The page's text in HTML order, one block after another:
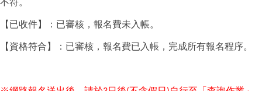
不符。
【已收件】：已審核，報名費未入帳。
【資格符合】：已審核，報名費已入帳，完成所有報名程序。